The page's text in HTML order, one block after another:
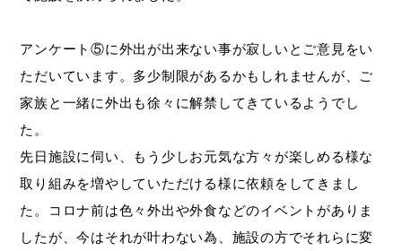
アンケート⑤に外出が出来ない事が寂しいとご意見をい
ただいています。多少制限があるかもしれませんが、ご
家族と一緒に外出も徐々に解禁してきているようでし
た。
先日施設に伺い、もう少しお元気な方々が楽しめる様な
取り組みを増やしていただける様に依頼をしてきまし
た。コロナ前は色々外出や外食などのイベントがありま
したが、今はそれが叶わない為、施設の方でそれらに変